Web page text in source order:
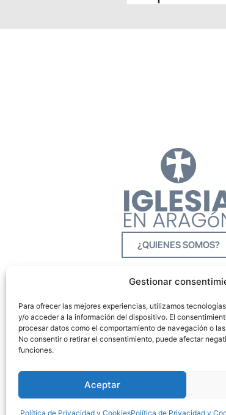
Gestionar
Para ofrecer las mejores experiencias, utilizamos
y/o acceder a la información del dispositivo. El
procesar datos como el comportamiento de navegación o
No consentir o retirar el consentimiento, puede afectar
funciones.
Aceptar
Política de Privacidad y CookiesPolítica de Privacidad y
¿QUIENES SOMOS?